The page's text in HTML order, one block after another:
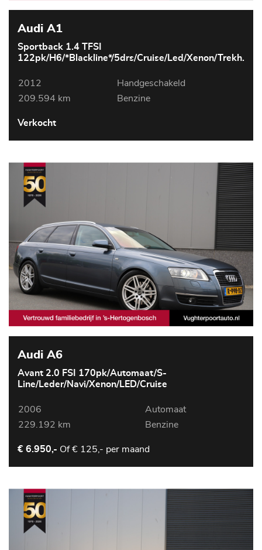
Audi A1
Sportback 1.4 TFSI
122pk/H6/*Blackline*/5drs/Cruise/Led/Xenon/Trekh.
2012
Handgeschakeld
209.594 km
Benzine
Verkocht
Audi A6
Avant 2.0 FSI 170pk/Automaat/S-
Line/Leder/Navi/Xenon/LED/Cruise
2006
Automaat
229.192 km
Benzine
€ 6.950,- Of€ 125,- per maand